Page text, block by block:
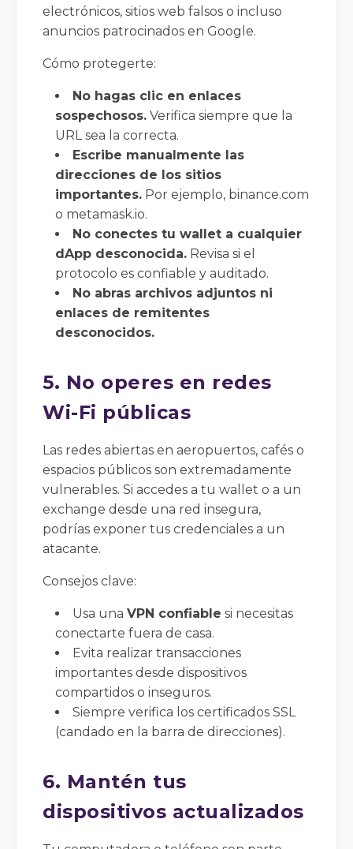
electrónicos, sitios web falsos o incluso
anuncios patrocinados en Google.
Cómo protegerte:
No hagas clic en enlaces
sospechosos. Verifica siempre que la
URL sea la correcta.
Escribe manualmente las
direcciones de los sitios
importantes. Por ejemplo, binance.com
o metamask.io.
No conectes tu wallet a cualquier
dApp desconocida. Revisa si el
protocolo es confiable y auditado.
No abras archivos adjuntos ni
enlaces de remitentes
desconocidos.
5. No operes en redes
Wi-Fi públicas
Las redes abiertas en aeropuertos, cafés o
espacios públicos son extremadamente
vulnerables. Si accedes a tu wallet o a un
exchange desde una red insegura,
podrías exponer tus credenciales a un
atacante.
Consejos clave:
Usa unaVPN confiable si necesitas
conectarte fuera de casa.
Evita realizar transacciones
importantes desde dispositivos
compartidos o inseguros.
Siempre verifica los certificados SSL
(candado en la barra de direcciones).
6. Mantén tus
dispositivos actualizados